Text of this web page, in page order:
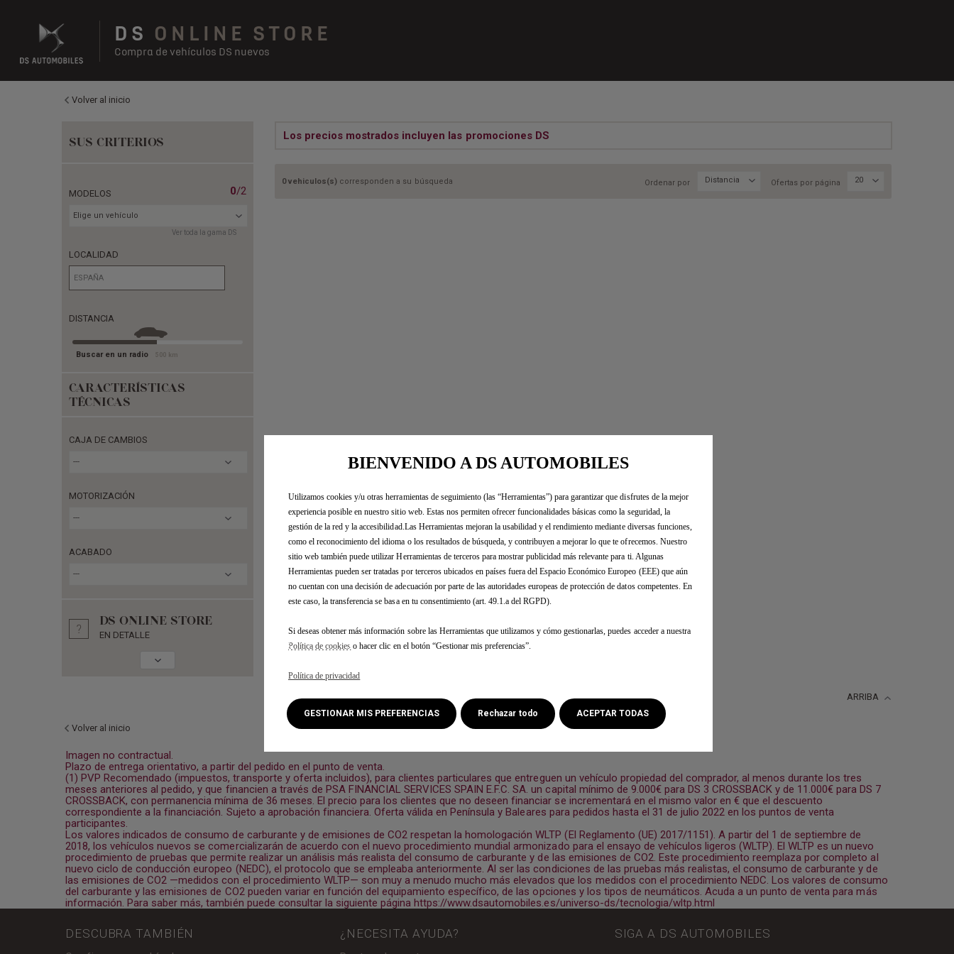
DS ONLINE STORE
Compra de vehículos DS nuevos
Volver al inicio
SUS CRITERIOS
MODELOS 0/2
Elige un vehículo
Ver toda la gama DS
LOCALIDAD
DISTANCIA
Buscar en un radio 500 km
CARACTERÍSTICAS
TÉCNICAS
CAJA DE CAMBIOS
---
MOTORIZACIÓN
---
ACABADO
---
DS ONLINE STORE
EN DETALLE
Los precios mostrados incluyen las promociones DS
0 vehiculos(s) corresponden a su búsqueda Ordenar por Distancia Ofertas por página 20
ARRIBA
Volver al inicio
Imagen no contractual.
Plazo de entrega orientativo, a partir del pedido en el punto de venta.
(1) PVP Recomendado (impuestos, transporte y oferta incluidos), para clientes particulares que entreguen un vehículo propiedad del comprador, al menos durante los tres
meses anteriores al pedido, y que financien a través de PSA FINANCIAL SERVICES SPAIN E.F.C. SA. un capital mínimo de 9.000€ para DS 3 CROSSBACK y de 11.000€ para DS 7
CROSSBACK, con permanencia mínima de 36 meses. El precio para los clientes que no deseen financiar se incrementará en el mismo valor en € que el descuento
correspondiente a la financiación. Sujeto a aprobación financiera. Oferta válida en Península y Baleares para pedidos hasta el 31 de julio 2022 en los puntos de venta
participantes.
Los valores indicados de consumo de carburante y de emisiones de CO2 respetan la homologación WLTP (El Reglamento (UE) 2017/1151). A partir del 1 de septiembre de
2018, los vehículos nuevos se comercializarán de acuerdo con el nuevo procedimiento mundial armonizado para el ensayo de vehículos ligeros (WLTP). El WLTP es un nuevo
procedimiento de pruebas que permite realizar un análisis más realista del consumo de carburante y de las emisiones de CO2. Este procedimiento reemplaza por completo al
nuevo ciclo de conducción europeo (NEDC), el protocolo que se empleaba anteriormente. Al ser las condiciones de las pruebas más realistas, el consumo de carburante y de
las emisiones de CO2 —medidos con el procedimiento WLTP— son muy a menudo mucho más elevados que los medidos con el procedimiento NEDC. Los valores de consumo
del carburante y las emisiones de CO2 pueden variar en función del equipamiento específico, de las opciones y los tipos de neumáticos. Acuda a un punto de venta para más
información. Para saber más, también puede consultar la siguiente páginahttps://www.dsautomobiles.es/universo-ds/tecnologia/wltp.html
DESCUBRA TAMBIÉN ¿NECESITA AYUDA? SIGA A DS AUTOMOBILES
BIENVENIDO A DS AUTOMOBILES
Utilizamos cookies y/u otras herramientas de seguimiento (las “Herramientas”) para garantizar que disfrutes de la mejor
experiencia posible en nuestro sitio web. Estas nos permiten ofrecer funcionalidades básicas como la seguridad, la
gestión de la red y la accesibilidad.Las Herramientas mejoran la usabilidad y el rendimiento mediante diversas funciones,
como el reconocimiento del idioma o los resultados de búsqueda, y contribuyen a mejorar lo que te ofrecemos. Nuestro
sitio web también puede utilizar Herramientas de terceros para mostrar publicidad más relevante para ti. Algunas
Herramientas pueden ser tratadas por terceros ubicados en países fuera del Espacio Económico Europeo (EEE) que aún
no cuentan con una decisión de adecuación por parte de las autoridades europeas de protección de datos competentes. En
este caso, la transferencia se basa en tu consentimiento (art. 49.1.a del RGPD).
Si deseas obtener más información sobre las Herramientas que utilizamos y cómo gestionarlas, puedes acceder a nuestra
Política de cookies o hacer clic en el botón “Gestionar mis preferencias”.
Política de privacidad
GESTIONAR MIS PREFERENCIAS ACEPTAR TODAS
Rechazar todo